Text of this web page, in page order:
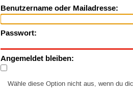
Benutzername oder Mailadresse:
Passwort:
Angemeldet bleiben:
Wähle diese Option nicht aus, wenn du